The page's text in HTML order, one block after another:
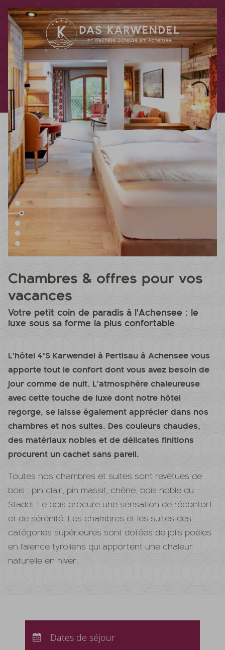
Chambres & offres pour vos
vacances
Votre petit coin de paradis à l'Achensee : le
luxe sous sa forme la plus confortable
L'hôtel 4*S Karwendel à Pertisau à Achensee vous
apporte tout le confort dont vous avez besoin de
jour comme de nuit. L'atmosphère chaleureuse
avec cette touche de luxe dont notre hôtel
regorge, se laisse également apprécier dans nos
chambres et nos suites. Des couleurs chaudes,
des matériaux nobles et de délicates finitions
procurent un cachet sans pareil.
Toutes nos chambres et suites sont revêtues de
bois : pin clair, pin massif, chêne, bois noble du
Stadel. Le bois procure une sensation de réconfort
et de sérénité. Les chambres et les suites des
catégories supérieures sont dotées de jolis poêles
en faïence tyroliens qui apportent une chaleur
naturelle en hiver.
Départ : Aucun choix
Dates de séjour
Vous pouvez faire valoir ici vos codes
promotionnels ou chèques-cadeaux.
Les codes suivants sont actuellement
acceptés :
Codes bonus
Chèques-cadeaux